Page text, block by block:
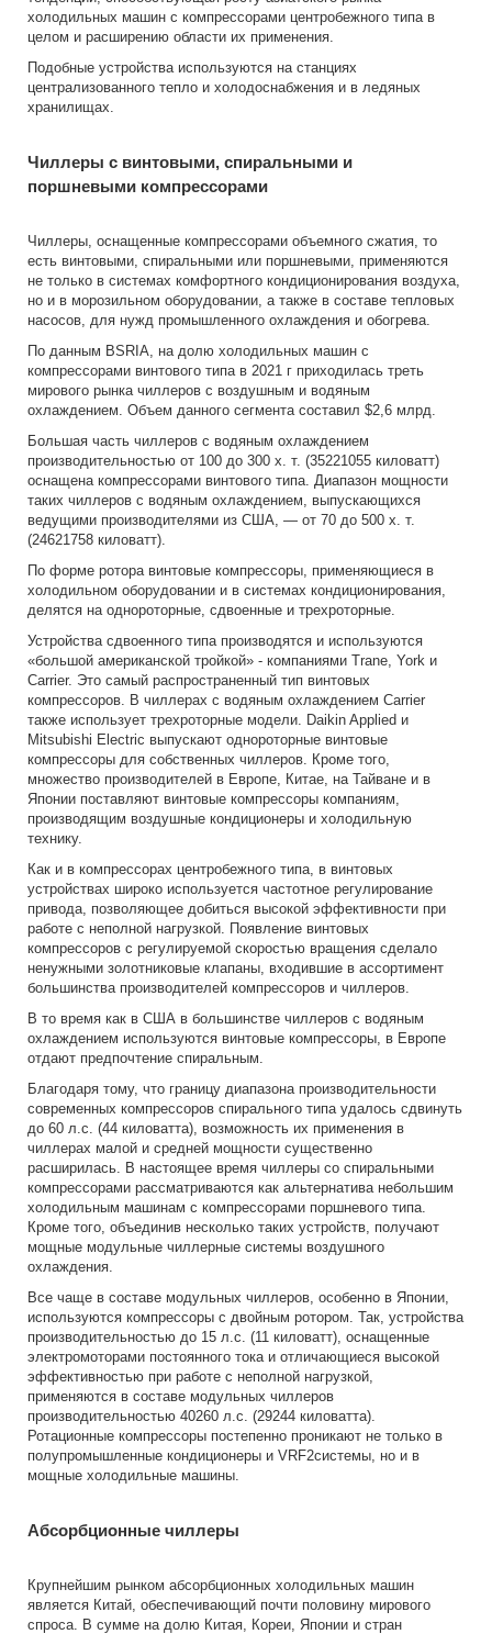
холодильных машин с компрессорами центробежного типа в
целом и расширению области их применения.
Подобные устройства используются на станциях
централизованного тепло и холодоснабжения и в ледяных
хранилищах.
Чиллеры с винтовыми, спиральными и
поршневыми компрессорами
Чиллеры, оснащенные компрессорами объемного сжатия, то
есть винтовыми, спиральными или поршневыми, применяются
не только в системах комфортного кондиционирования воздуха,
но и в морозильном оборудовании, а также в составе тепловых
насосов, для нужд промышленного охлаждения и обогрева.
По данным BSRIA, на долю холодильных машин с
компрессорами винтового типа в 2021 г приходилась треть
мирового рынка чиллеров с воздушным и водяным
охлаждением. Объем данного сегмента составил $2,6 млрд.
Большая часть чиллеров с водяным охлаждением
производительностью от 100 до 300 х. т. (35221055 киловатт)
оснащена компрессорами винтового типа. Диапазон мощности
таких чиллеров с водяным охлаждением, выпускающихся
ведущими производителями из США, — от 70 до 500 х. т.
(24621758 киловатт).
По форме ротора винтовые компрессоры, применяющиеся в
холодильном оборудовании и в системах кондиционирования,
делятся на однороторные, сдвоенные и трехроторные.
Устройства сдвоенного типа производятся и используются
«большой американской тройкой» - компаниями Trane, York и
Carrier. Это самый распространенный тип винтовых
компрессоров. В чиллерах с водяным охлаждением Carrier
также использует трехроторные модели. Daikin Applied и
Mitsubishi Electric выпускают однороторные винтовые
компрессоры для собственных чиллеров. Кроме того,
множество производителей в Европе, Китае, на Тайване и в
Японии поставляют винтовые компрессоры компаниям,
производящим воздушные кондиционеры и холодильную
технику.
Как и в компрессорах центробежного типа, в винтовых
устройствах широко используется частотное регулирование
привода, позволяющее добиться высокой эффективности при
работе с неполной нагрузкой. Появление винтовых
компрессоров с регулируемой скоростью вращения сделало
ненужными золотниковые клапаны, входившие в ассортимент
большинства производителей компрессоров и чиллеров.
В то время как в США в большинстве чиллеров с водяным
охлаждением используются винтовые компрессоры, в Европе
отдают предпочтение спиральным.
Благодаря тому, что границу диапазона производительности
современных компрессоров спирального типа удалось сдвинуть
до 60 л.с. (44 киловатта), возможность их применения в
чиллерах малой и средней мощности существенно
расширилась. В настоящее время чиллеры со спиральными
компрессорами рассматриваются как альтернатива небольшим
холодильным машинам с компрессорами поршневого типа.
Кроме того, объединив несколько таких устройств, получают
мощные модульные чиллерные системы воздушного
охлаждения.
Все чаще в составе модульных чиллеров, особенно в Японии,
используются компрессоры с двойным ротором. Так, устройства
производительностью до 15 л.с. (11 киловатт), оснащенные
электромоторами постоянного тока и отличающиеся высокой
эффективностью при работе с неполной нагрузкой,
применяются в составе модульных чиллеров
производительностью 40260 л.с. (29244 киловатта).
Ротационные компрессоры постепенно проникают не только в
полупромышленные кондиционеры и VRF2системы, но и в
мощные холодильные машины.
Абсорбционные чиллеры
Крупнейшим рынком абсорбционных холодильных машин
является Китай, обеспечивающий почти половину мирового
спроса. В сумме на долю Китая, Кореи, Японии и стран